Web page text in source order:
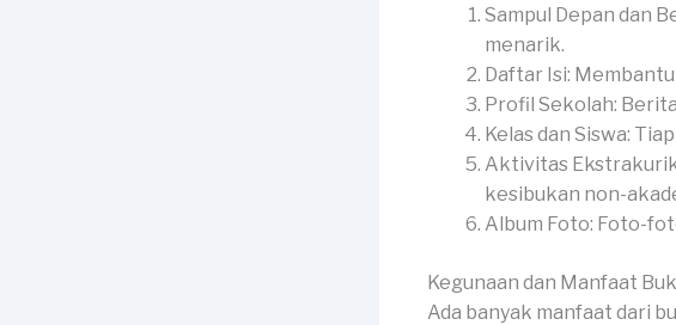
Sampul Depan dan
menarik.
Daftar Isi:
Profil Sekolah:
Kelas dan Siswa:
Aktivitas
kesibukan non-
Album Foto: Foto-
Kegunaan dan Manfaat
Ada banyak manfaat dari